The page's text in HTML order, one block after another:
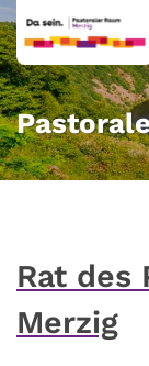
Zum Inhalt
Rat des
Merzig